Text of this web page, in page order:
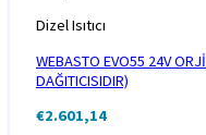
Dizel Isıtıcı
WEBASTO EVO55 24V
DAĞITICISIDIR)
€2.601,14